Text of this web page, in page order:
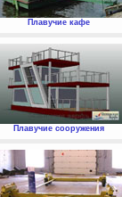
Плавучие кафе
Плавучие сооружения